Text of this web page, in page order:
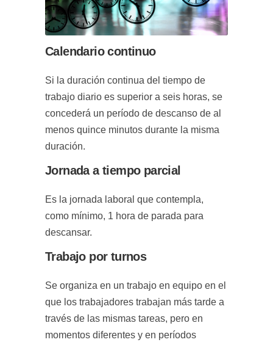
Calendario continuo
Si la duración continua del tiempo de
trabajo diario es superior a seis horas, se
concederá un período de descanso de al
menos quince minutos durante la misma
duración.
Jornada a tiempo parcial
Es la jornada laboral que contempla,
como mínimo, 1 hora de parada para
descansar.
Trabajo por turnos
Se organiza en un trabajo en equipo en el
que los trabajadores trabajan más tarde a
través de las mismas tareas, pero en
momentos diferentes y en períodos